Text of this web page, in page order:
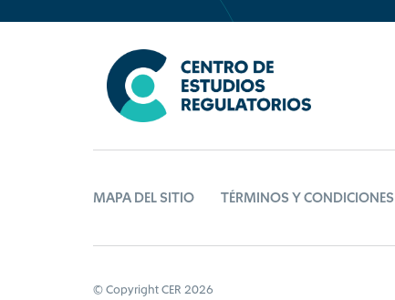
MAPA DEL SITIO TÉRMINOS Y CONDICIONES
© Copyright CER 2026